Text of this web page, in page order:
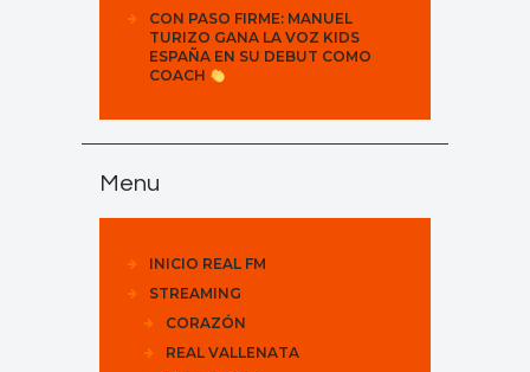
CON PASO FIRME: MANUEL
TURIZO GANA LA VOZ KIDS
ESPAÑA EN SU DEBUT COMO
COACH
Menu
INICIO REAL FM
STREAMING
CORAZÓN
REAL VALLENATA